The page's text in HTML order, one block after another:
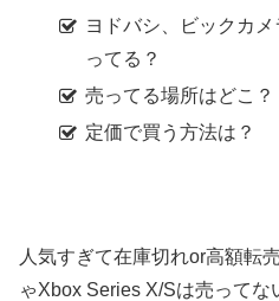
ヨドバシ、ビックカ
ってる？
売ってる場所はどこ？
定価で買う方法は？
人気すぎて在庫切れor高額転
ゃXbox Series X/Sは売って